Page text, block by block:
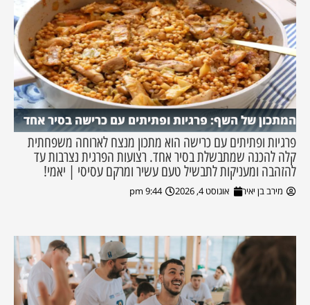
המתכון של השף: פרגיות ופתיתים עם כרישה בסיר אחד
פרגיות ופתיתים עם כרישה הוא מתכון מנצח לארוחה משפחתית
קלה להכנה שמתבשלת בסיר אחד. רצועות הפרגית נצרבות עד
להזהבה ומעניקות לתבשיל טעם עשיר ומרקם עסיסי | יאמי!
מירב בן יאיר אוגוסט 4, 2026 9:44 pm